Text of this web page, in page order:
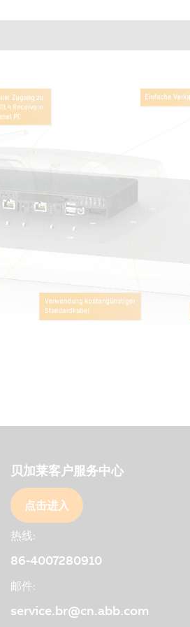
贝加莱客户服务中心
点击进入
热线:
86-4007280910
邮件:
service.br@cn.abb.com